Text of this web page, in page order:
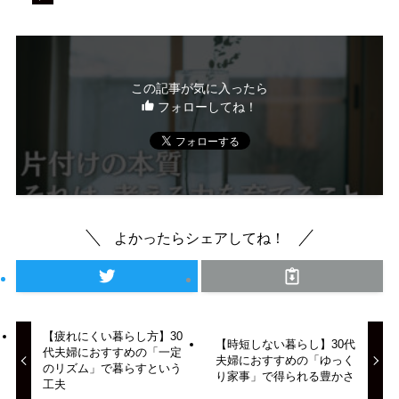
この記事が気に入ったら
フォローしてね！
よかったらシェアしてね！
【疲れにくい暮らし方】30
代夫婦におすすめの「一定
のリズム」で暮らすという
工夫
【時短しない暮らし】30代
夫婦におすすめの「ゆっく
り家事」で得られる豊かさ